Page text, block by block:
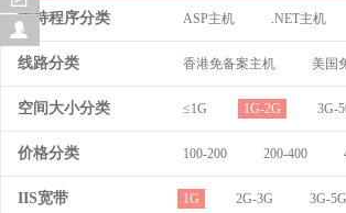
支持程序分类 ASP主机 .NET主机
线路分类 香港免备案主机 美国
空间大小分类 ≤1G 1G-2G 3G-
价格分类 100-200 200-400
IIS宽带 1G 2G-3G 3G-5G